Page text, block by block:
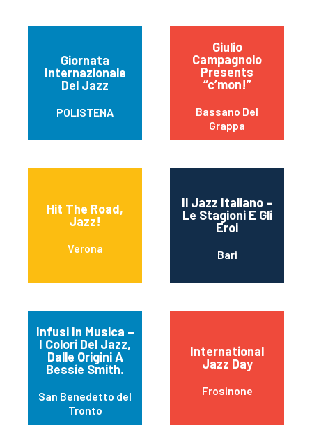
Giornata
Internazionale
Del Jazz
POLISTENA
Giulio
Campagnolo
Presents
“c’mon!”
Bassano Del
Grappa
Hit The Road,
Jazz!
Verona
Il Jazz Italiano –
Le Stagioni E Gli
Eroi
Bari
Infusi In Musica –
I Colori Del Jazz,
Dalle Origini A
Bessie Smith.
San Benedetto del
Tronto
International
Jazz Day
Frosinone